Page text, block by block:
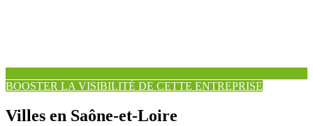
BOOSTER LA VISIBILITÉ DE CETTE ENTREPRISE
Villes en Saône-et-Loire